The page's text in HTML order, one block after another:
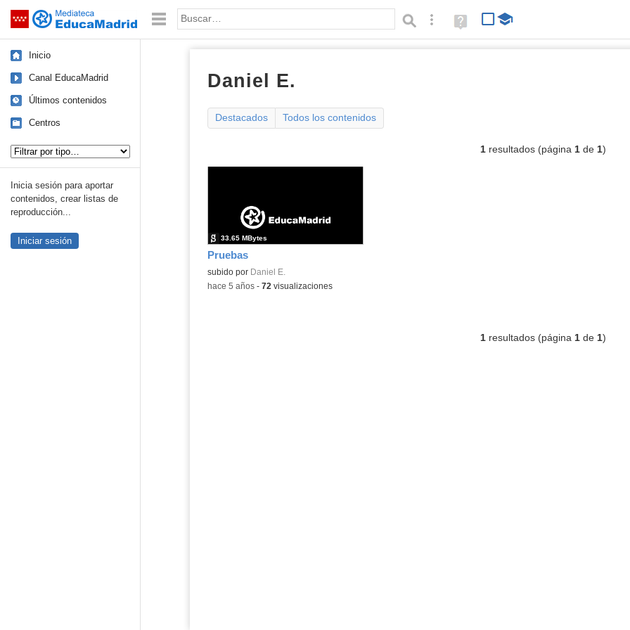
Saltar navegación Palabra o frase: Búsqueda avanzada
Ayuda
(en
Inicio
Canal EducaMadrid
Últimos contenidos
Centros
Inicia sesión para aportar
contenidos, crear listas de
reproducción...
Iniciar sesión
Daniel E.
Destacados Todos los contenidos
1resultados (página 1de 1)
Pruebas
subido por Daniel E.
33.65 MBytes
-hace 5 años- 72 visualizaciones
1resultados (página 1de 1)